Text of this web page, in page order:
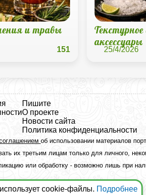
и травы
151
аксессуары
25/4/2026
Пишите
О проекте
Новости сайта
Политика конфиденциальности
об использовании материалов
их третьим лицам только для личного,
или обработку - возможно лишь при
cookie-файлы. Подробнее